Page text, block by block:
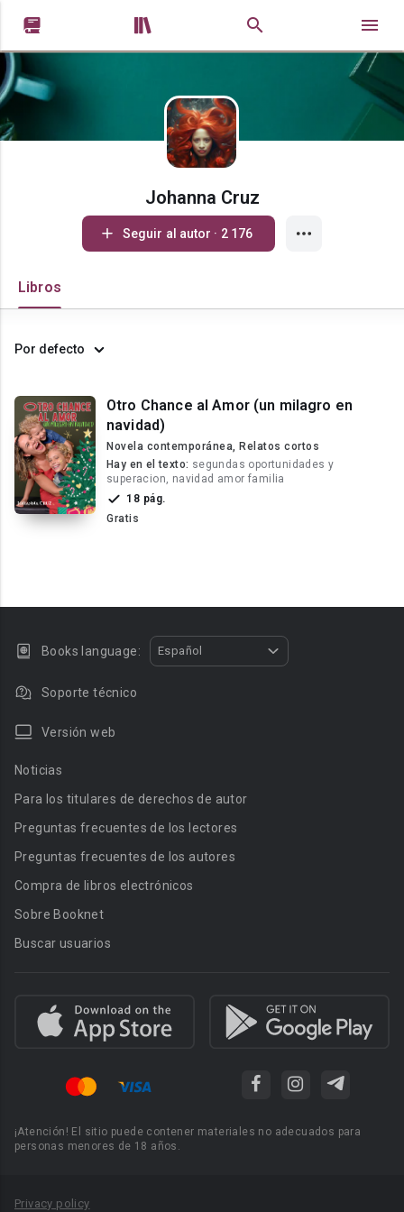
 
Johanna Cruz
Seguir al autor · 2 176
Libros
Por defecto
Otro Chance al Amor (un milagro en
navidad)
Novela contemporánea, Relatos cortos
Hay en el texto: segundas oportunidades y
superacion, navidad amor familia
18 pág.
Gratis
Books language: Español
Soporte técnico
Versión web
Noticias
Para los titulares de derechos de autor
Preguntas frecuentes de los lectores
Preguntas frecuentes de los autores
Compra de libros electrónicos
Sobre Booknet
Buscar usuarios
¡Atención! El sitio puede contener materiales no adecuados para
personas menores de 18 años.
Privacy policy